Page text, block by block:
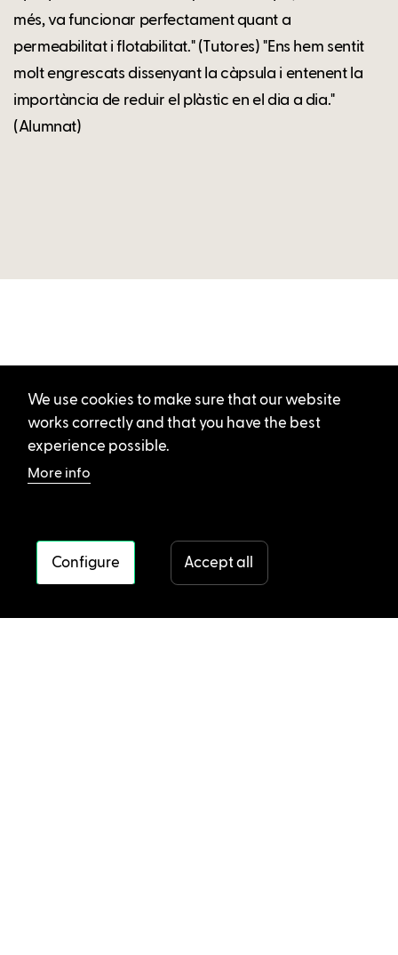
més, va funcionar perfectament quant a
permeabilitat i flotabilitat." (Tutores) "Ens hem sentit
molt engrescats dissenyant la càpsula i entenent la
importància de reduir el plàstic en el dia a dia."
(Alumnat)
We use cookies to make sure that our website
works correctly and that you have the best
experience possible.
More info
Configure Accept all